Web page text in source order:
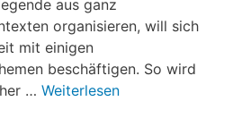
aus ganz
organisieren, will sich
mit einigen
beschäftigen. So wird
… Weiterlesen